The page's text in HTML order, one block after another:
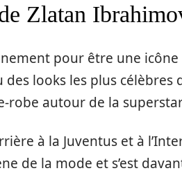
Zlatan
pour être une
looks les plus
robe autour de la
à la Juventus et à
de la mode et s’est